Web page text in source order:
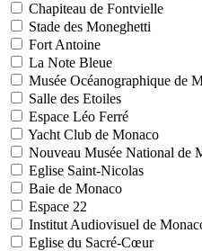
Chapiteau de Fontvielle
Stade des Moneghetti
Fort Antoine
La Note Bleue
Musée Océanographique de
Salle des Etoiles
Espace Léo Ferré
Yacht Club de Monaco
Nouveau Musée National de
Eglise Saint-Nicolas
Baie de Monaco
Espace 22
Institut Audiovisuel de
Eglise du Sacré-Cœur